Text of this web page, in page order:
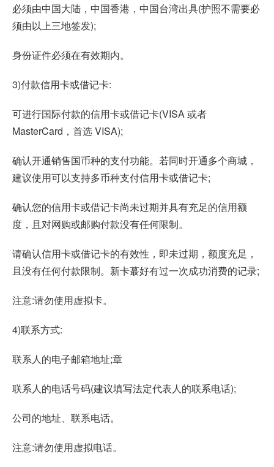
必须由中国大陆，中国香港，中国台湾出具(护照不需要必
须由以上三地签发);
身份证件必须在有效期内。
3)付款信用卡或借记卡:
可进行国际付款的信用卡或借记卡(VISA 或者
MasterCard，首选 VISA);
确认开通销售国币种的支付功能。若同时开通多个商城，
建议使用可以支持多币种支付信用卡或借记卡;
确认您的信用卡或借记卡尚未过期并具有充足的信用额
度，且对网购或邮购付款没有任何限制。
请确认信用卡或借记卡的有效性，即未过期，额度充足，
且没有任何付款限制。新卡蕞好有过一次成功消费的记录;
注意:请勿使用虚拟卡。
4)联系方式:
联系人的电子邮箱地址;章
联系人的电话号码(建议填写法定代表人的联系电话);
公司的地址、联系电话。
注意:请勿使用虚拟电话。